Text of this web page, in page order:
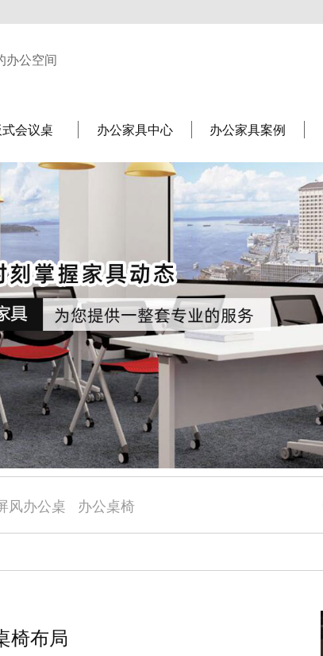
办公空间
会议桌 办公家具中心 办公家具案例
风办公桌 办公桌椅
椅布局